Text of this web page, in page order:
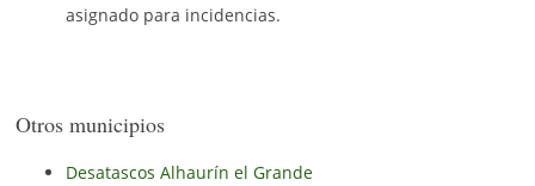
asignado para incidencias.
Otros municipios
Desatascos Alhaurín el Grande